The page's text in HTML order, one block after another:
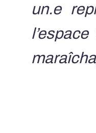
un.e